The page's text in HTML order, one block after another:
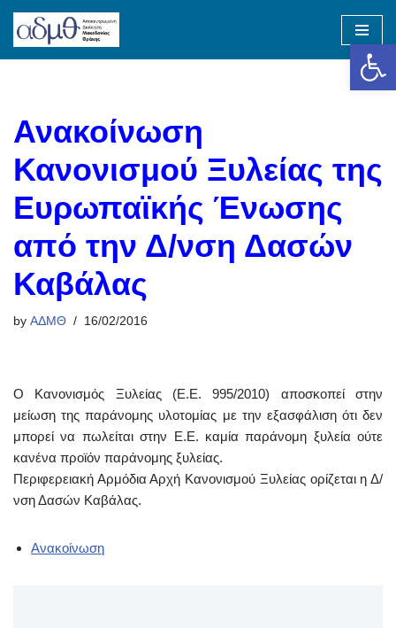
Skip
Ανακοίνωση
Κανονισμού Ξυλείας της
Ευρωπαϊκής Ένωσης
από την Δ/νση Δασών
Καβάλας
by ΑΔΜΘ 16/02/2016
Ο Κανονισμός Ξυλείας (Ε.Ε. 995/2010) αποσκοπεί στην
μείωση της παράνομης υλοτομίας με την εξασφάλιση ότι δεν
μπορεί να πωλείται στην Ε.Ε. καμία παράνομη ξυλεία ούτε
κανένα προϊόν παράνομης ξυλείας.
Περιφερειακή Αρμόδια Αρχή Κανονισμού Ξυλείας ορίζεται η Δ/
νση Δασών Καβάλας.
Ανακοίνωση